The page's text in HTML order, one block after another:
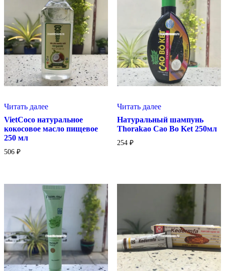
Читать далее
VietCoco натуральное
кокосовое масло пищевое
250 мл
506 ₽
Читать далее
Натуральный шампунь
Thorakao Cao Bo Ket 250мл
254 ₽